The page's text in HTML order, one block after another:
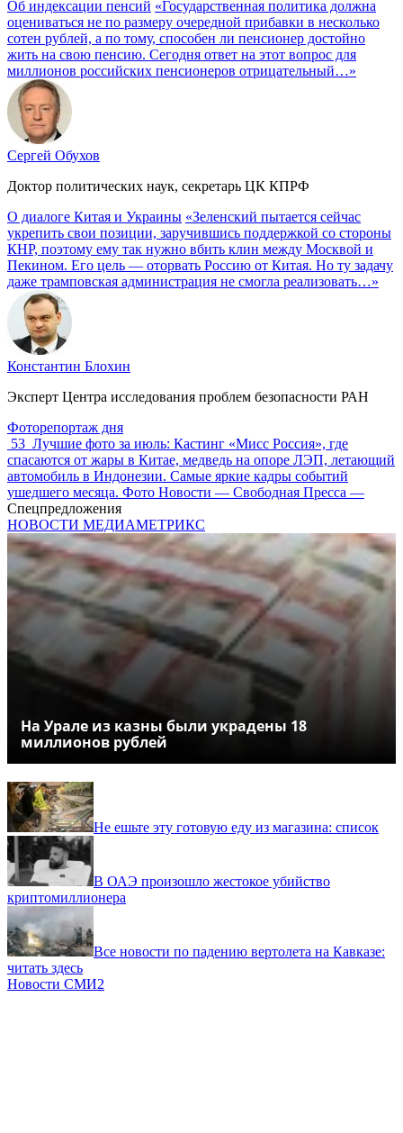
Об индексации пенсий «Государственная политика должна
оцениваться не по размеру очередной прибавки в несколько
сотен рублей, а по тому, способен ли пенсионер достойно
жить на свою пенсию. Сегодня ответ на этот вопрос для
миллионов российских пенсионеров отрицательный…»
Сергей Обухов
Доктор политических наук, секретарь ЦК КПРФ
О диалоге Китая и Украины «Зеленский пытается сейчас
укрепить свои позиции, заручившись поддержкой со стороны
КНР, поэтому ему так нужно вбить клин между Москвой и
Пекином. Его цель — оторвать Россию от Китая. Но ту задачу
даже трамповская администрация не смогла реализовать…»
Константин Блохин
Эксперт Центра исследования проблем безопасности РАН
Фоторепортаж дня
53 Лучшие фото за июль: Кастинг «Мисс Россия», где
спасаются от жары в Китае, медведь на опоре ЛЭП, летающий
автомобиль в Индонезии. Самые яркие кадры событий
ушедшего месяца. Фото Новости — Свободная Пресса —
Спецпредложения
НОВОСТИ МЕДИАМЕТРИКС
На Урале из казны были украдены 18
миллионов рублей
Не ешьте эту готовую еду из магазина: список
В ОАЭ произошло жестокое убийство
криптомиллионера
Все новости по падению вертолета на Кавказе:
читать здесь
Новости СМИ2